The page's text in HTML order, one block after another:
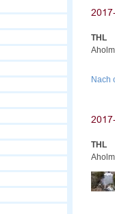
THL
Nach
THL